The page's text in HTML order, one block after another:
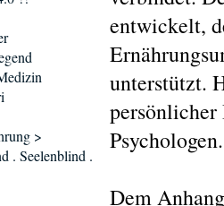
entwickelt,
unterstützt.
persönlicher
Psychologen.
Dem
>
. Seelenblind .